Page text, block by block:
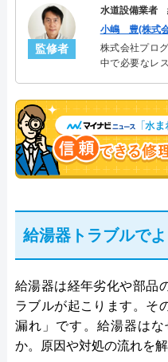
監修者
水道設備業者
小嶋 豊(株式
株式会社プロ
中で必要なレ
決。多くのお
ャリスト。
給湯器トラブルで
給湯器は経年劣化や部品
ラブルが起こります。そ
漏れ」です。給湯器は
か。原因や対処の流れを解